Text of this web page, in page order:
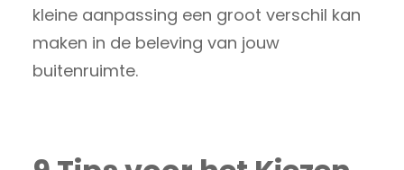
kleine aanpassing een groot verschil kan
maken in de beleving van jouw
buitenruimte.